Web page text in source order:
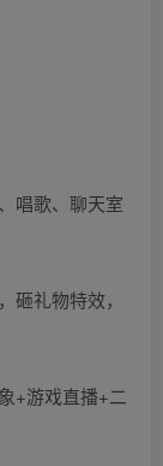
唱歌、聊天室
礼物特效，
+游戏直播+二